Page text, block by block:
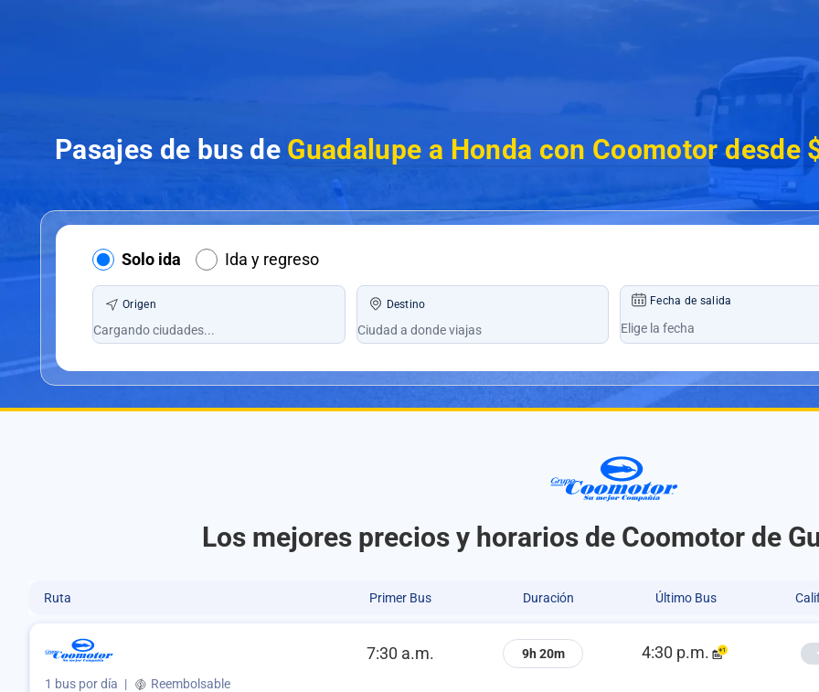
Pasajes de bus de Guadalupe a Honda con Coomotor desde
Solo ida Ida y regreso
Origen Destino Fecha de salida
Los mejores precios y horarios de Coomotor de
Ruta Primer Bus Duración Último Bus
7:30 a.m. 9h 20m 4:30 p.m.
1 bus por día | Reembolsable